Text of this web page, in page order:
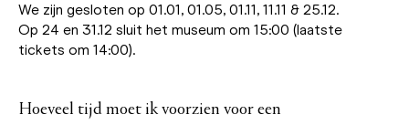
We zijn gesloten op 01.01, 01.05, 01.11, 11.11 & 25.12.
Op 24 en 31.12 sluit het museum om 15:00 (laatste
tickets om 14:00).
Hoeveel tijd moet ik voorzien voor een